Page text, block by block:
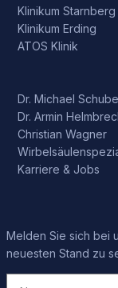
Melden Sie sich bei
neuesten Stand zu
Klinikum Starnberg
Klinikum Erding
ATOS Klinik
Dr. Michael
Dr. Armin
Christian Wagner
Karriere & Jobs